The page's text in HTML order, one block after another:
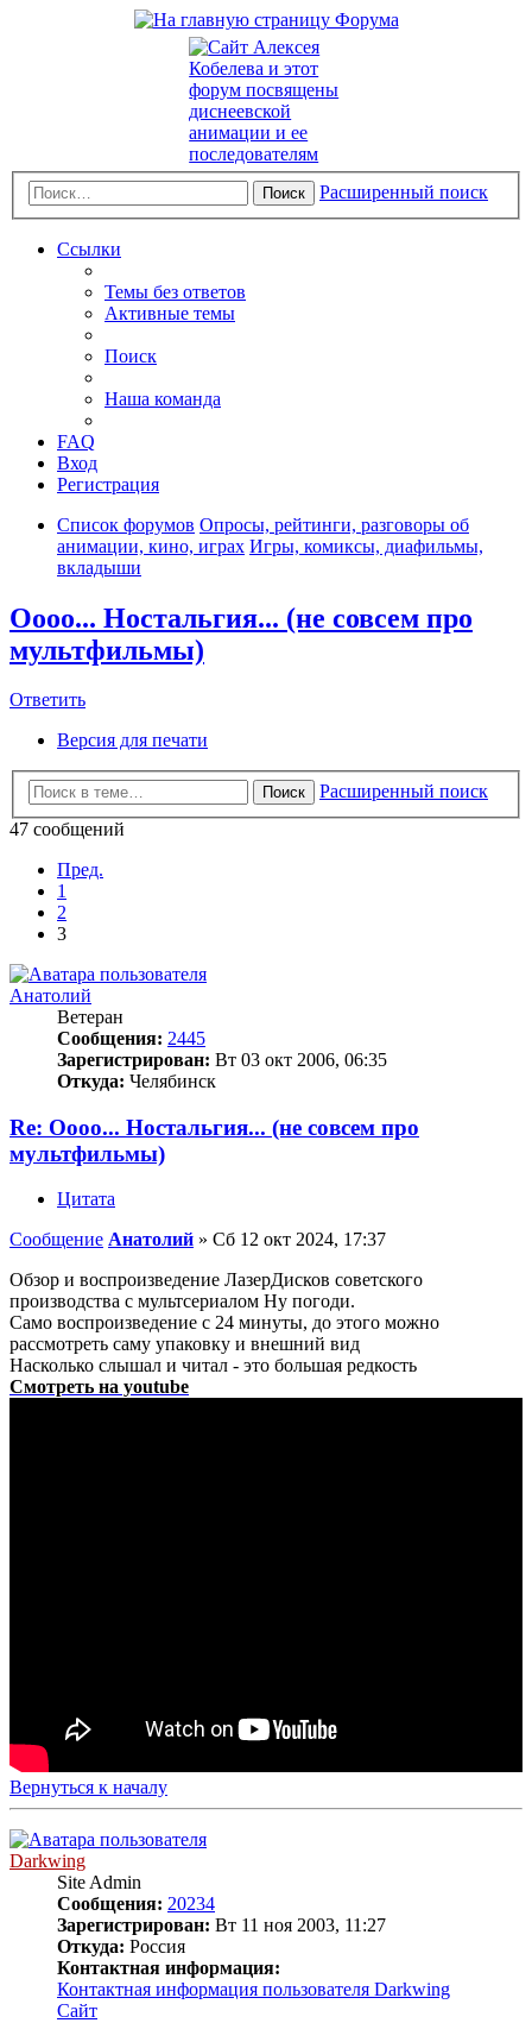
Поиск Расширенный поиск
Ссылки
Темы без ответов
Активные темы
Поиск
Наша команда
FAQ
Вход
Регистрация
Список форумов Опросы, рейтинги, разговоры об
анимации, кино, играх Игры, комиксы, диафильмы,
вкладыши
Оооо... Ностальгия... (не совсем про
мультфильмы)
Ответить
Версия для печати
Поиск
Расширенный поиск
47 сообщений
Пред.
1
2
3
Анатолий
Ветеран
Сообщения: 2445
Зарегистрирован: Вт 03 окт 2006, 06:35
Откуда: Челябинск
Re: Оооо... Ностальгия... (не совсем про
мультфильмы)
Цитата
Сообщение Анатолий » Сб 12 окт 2024, 17:37
Обзор и воспроизведение ЛазерДисков советского
производства с мультсериалом Ну погоди.
Само воспроизведение с 24 минуты, до этого можно
рассмотреть саму упаковку и внешний вид
Насколько слышал и читал - это большая редкость
Смотреть на youtube
Вернуться к началу
Darkwing
Site Admin
Сообщения: 20234
Зарегистрирован: Вт 11 ноя 2003, 11:27
Откуда: Россия
Контактная информация:
Контактная информация пользователя Darkwing
Сайт